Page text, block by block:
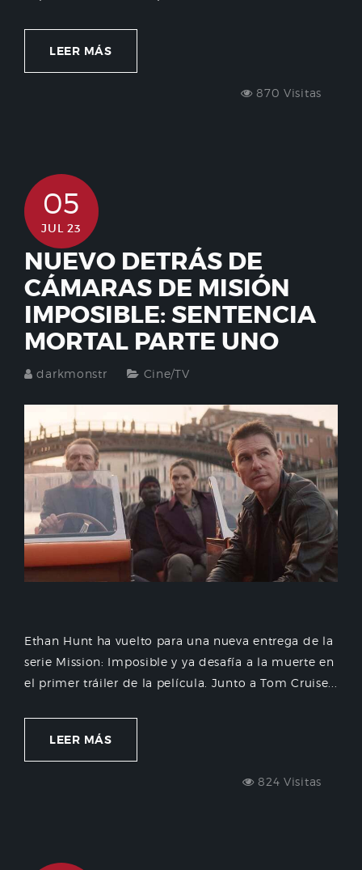
LEER MÁS
870 Visitas
05
JUL 23
NUEVO DETRÁS DE
CÁMARAS DE MISIÓN
IMPOSIBLE: SENTENCIA
MORTAL PARTE UNO
darkmonstr Cine/TV
Ethan Hunt ha vuelto para una nueva entrega de la
serie Mission: Imposible y ya desafía a la muerte en
el primer tráiler de la película. Junto a Tom Cruise...
LEER MÁS
824 Visitas